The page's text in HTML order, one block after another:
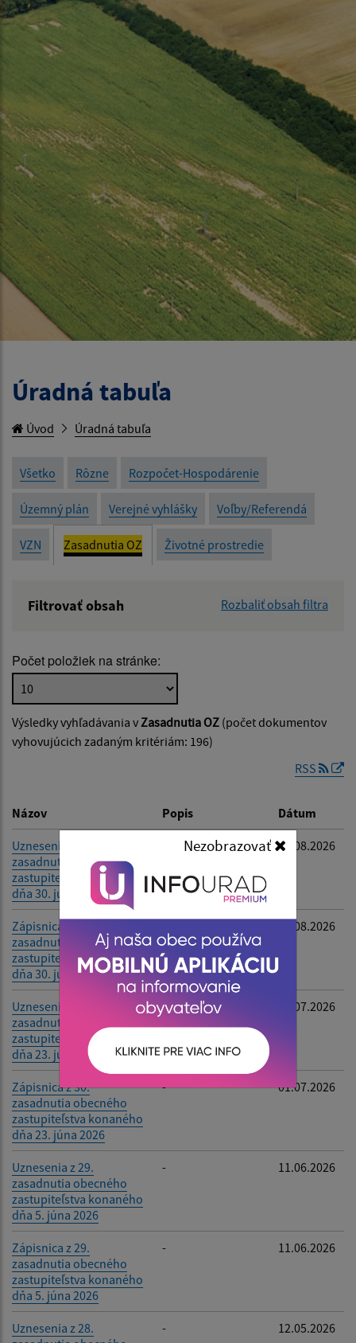
Úradná tabuľa
Úvod Úradná tabuľa
Všetko Rôzne Rozpočet-Hospodárenie
Územný plán Verejné vyhlášky Voľby/Referendá
VZN Zasadnutia OZ Životné prostredie
Filtrovať obsah Rozbaliť obsah filtra
Popis:
Dátum zverejnenia od:
Filtrovať
Počet položiek na stránke:
Výsledky vyhľadávania vZasadnutia OZ (počet dokumentov
vyhovujúcich zadaným kritériám: 196)
RSS
Názov Popis Dátum
Uznesenia z 31.
zasadnutia obecného
zastupiteľstva konaného
dňa 30. júla 2026
05.08.2026
Zápisnica z 31.
zasadnutia obecného
zastupiteľstva konaného
dňa 30. júla 2026
05.08.2026
Uznesenia z 30.
zasadnutia obecného
zastupiteľstva konaného
dňa 23. júna 2026
- 01.07.2026
Zápisnica z 30.
zasadnutia obecného
zastupiteľstva konaného
dňa 23. júna 2026
- 01.07.2026
Uznesenia z 29.
zasadnutia obecného
zastupiteľstva konaného
dňa 5. júna 2026
- 11.06.2026
Zápisnica z 29.
zasadnutia obecného
zastupiteľstva konaného
dňa 5. júna 2026
- 11.06.2026
Uznesenia z 28.
- 12.05.2026
Nezobrazovať